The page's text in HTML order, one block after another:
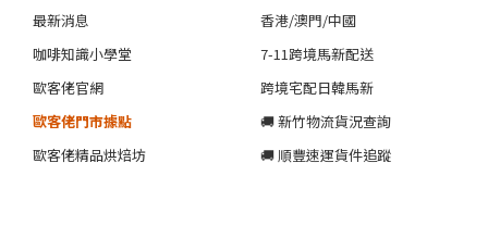
最新消息
咖啡知識小學堂
歐客佬官網
歐客佬門市據點
歐客佬精品烘焙坊
香港/澳門/中國
7-11跨境馬新配送
跨境宅配日韓馬新
🚚 新竹物流貨況查詢
🚚 順豐速運貨件追蹤